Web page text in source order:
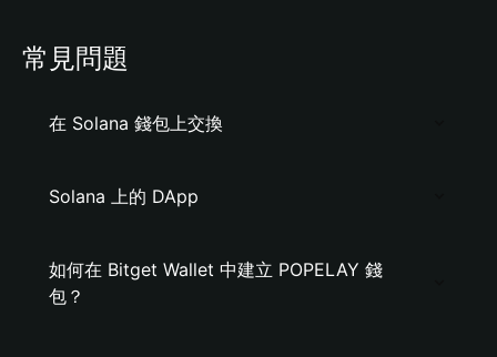
常見問題
在 Solana 錢包上交換
Solana 上的 DApp
如何在 Bitget Wallet 中建立 POPELAY 錢
包？